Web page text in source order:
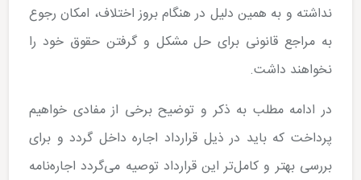
نداشته و به همین دلیل در هنگام بروز اختلاف، امکان رجوع
به مراجع قانونی برای حل مشکل و گرفتن حقوق خود را
نخواهند داشت.
در ادامه مطلب به ذکر و توضیح برخی از مفادی خواهیم
پرداخت که باید در ذیل قرارداد اجاره داخل گردد و برای
بررسی بهتر و کامل‌تر این قرارداد توصیه می‌گردد اجاره‌نامه